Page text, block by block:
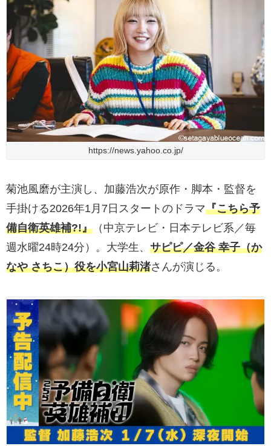
https://news.yahoo.co.jp/
菊池風磨が主演し、加藤浩次が原作・脚本・監督を
手掛ける2026年1月7日スタートのドラマ『こちら予
備自衛英雄補?!』 （中京テレビ・日本テレビ系／毎
週水曜24時24分）。大学生、 サピピ／金谷 幸子（か
なや さちこ）役を小宮山莉渚さんが演じる。